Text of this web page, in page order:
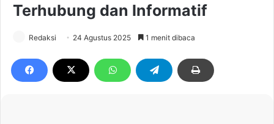
Terhubung dan Informatif
Redaksi 24 Agustus 2025 1 menit dibaca